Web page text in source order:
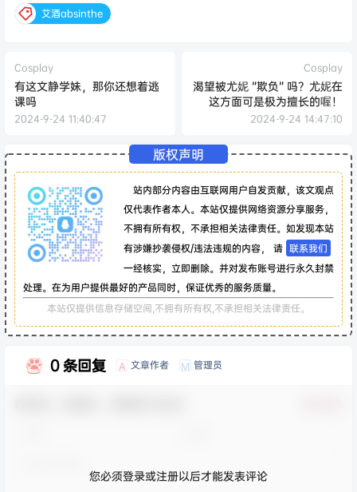
艾酒absinthe
Cosplay
有这文静学妹，那你还想着逃
课吗
2024-9-24 11:40:47
Cosplay
渴望被尤妮 “欺负” 吗？尤妮在
这方面可是极为擅长的喔！
2024-9-24 14:47:10
版权声明
站内部分内容由互联网用户自发贡献，该文观点
仅代表作者本人。本站仅提供网络资源分享服务，
不拥有所有权，不承担相关法律责任。如发现本站
有涉嫌抄袭侵权/违法违规的内容， 请 联系我们
一经核实，立即删除。并对发布账号进行永久封禁
处理。在为用户提供最好的产品同时，保证优秀的服务质量。
本站仅提供信息存储空间,不拥有所有权,不承担相关法律责任。
0 条回复 A 文章作者 M 管理员
您必须登录或注册以后才能发表评论